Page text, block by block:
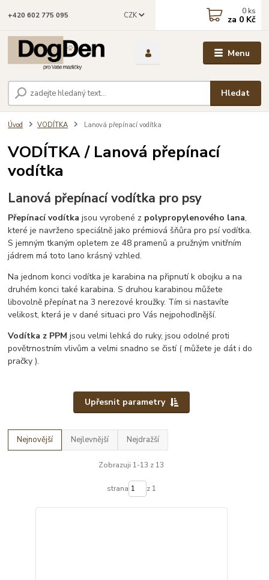
Menu
CZK
Hledat
+420 602 775 095 0 ks
za 0 Kč
Úvod VODÍTKA Lanová přepínací vodítka
VODÍTKA / Lanová přepínací
vodítka
Lanová přepínací vodítka pro psy
Přepínací vodítka jsou vyrobené z polypropylenového lana,
které je navrženo speciálně jako prémiová šňůra pro psí vodítka.
S jemným tkaným opletem ze 48 pramenů a pružným vnitřním
jádrem má toto lano krásný vzhled.
Na jednom konci vodítka je karabina na připnutí k obojku a na
druhém konci také karabina. S druhou karabinou můžete
libovolně přepínat na 3 nerezové kroužky. Tím si nastavíte
velikost, která je v dané situaci pro Vás nejpohodlnější.
Vodítka z PPM jsou velmi lehká do ruky, jsou odolné proti
povětrnostním vlivům a velmi snadno se čistí ( můžete je dát i do
pračky ).
Upřesnit parametry
Nejnovější Nejlevnější Nejdražší
Zobrazuji 1-13 z 13
strana z 1